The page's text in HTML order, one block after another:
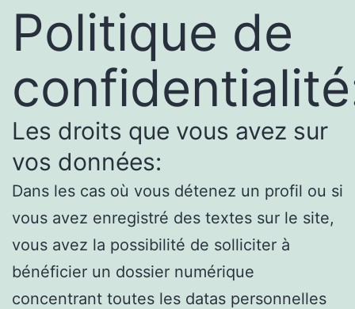
Politique de
Les droits que vous avez sur
vos données:
Dans les cas où vous détenez un profil ou si
vous avez enregistré des textes sur le site,
vous avez la possibilité de solliciter à
bénéficier un dossier numérique
concentrant toutes les datas personnelles